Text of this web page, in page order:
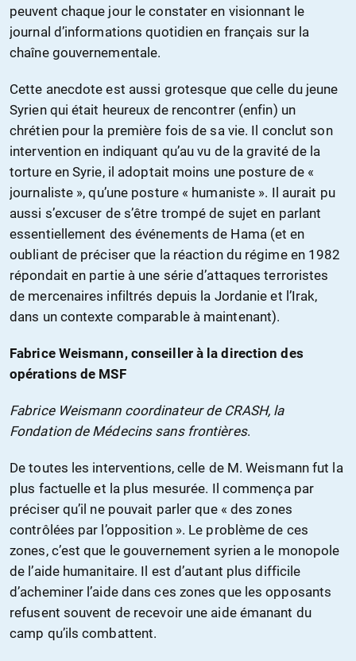
peuvent chaque jour le constater en visionnant le
journal d’informations quotidien en français sur la
chaîne gouvernementale.
Cette anecdote est aussi grotesque que celle du jeune
Syrien qui était heureux de rencontrer (enfin) un
chrétien pour la première fois de sa vie. Il conclut son
intervention en indiquant qu’au vu de la gravité de la
torture en Syrie, il adoptait moins une posture de «
journaliste », qu’une posture « humaniste ». Il aurait pu
aussi s’excuser de s’être trompé de sujet en parlant
essentiellement des événements de Hama (et en
oubliant de préciser que la réaction du régime en 1982
répondait en partie à une série d’attaques terroristes
de mercenaires infiltrés depuis la Jordanie et l’Irak,
dans un contexte comparable à maintenant).
Fabrice Weismann, conseiller à la direction des
opérations de MSF
Fabrice Weismann coordinateur de CRASH, la
Fondation de Médecins sans frontières.
De toutes les interventions, celle de M. Weismann fut la
plus factuelle et la plus mesurée. Il commença par
préciser qu’il ne pouvait parler que « des zones
contrôlées par l’opposition ». Le problème de ces
zones, c’est que le gouvernement syrien a le monopole
de l’aide humanitaire. Il est d’autant plus difficile
d’acheminer l’aide dans ces zones que les opposants
refusent souvent de recevoir une aide émanant du
camp qu’ils combattent.